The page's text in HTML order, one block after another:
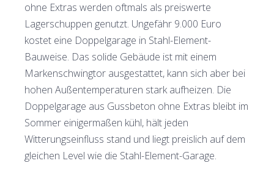
ohne Extras werden oftmals als preiswerte
Lagerschuppen genutzt. Ungefähr 9.000 Euro
kostet eine Doppelgarage in Stahl-Element-
Bauweise. Das solide Gebäude ist mit einem
Markenschwingtor ausgestattet, kann sich aber bei
hohen Außentemperaturen stark aufheizen. Die
Doppelgarage aus Gussbeton ohne Extras bleibt im
Sommer einigermaßen kühl, hält jeden
Witterungseinfluss stand und liegt preislich auf dem
gleichen Level wie die Stahl-Element-Garage.